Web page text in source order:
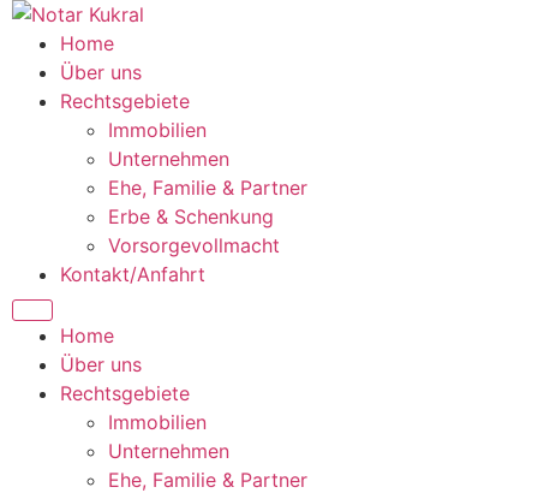
Zum
Inhalt
wechseln
Home
Über uns
Rechtsgebiete
Immobilien
Unternehmen
Ehe, Familie & Partner
Erbe & Schenkung
Vorsorgevollmacht
Kontakt/Anfahrt
MenüHome
Über uns
Rechtsgebiete
Immobilien
Unternehmen
Ehe, Familie & Partner